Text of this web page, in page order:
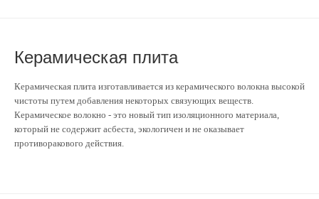
Керамическая плита
Керамическая плита изготавливается из керамического волокна высокой
чистоты путем добавления некоторых связующих веществ.
Керамическое волокно - это новый тип изоляционного материала,
который не содержит асбеста, экологичен и не оказывает
противоракового действия.